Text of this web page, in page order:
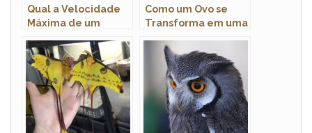
Qual a Velocidade
Máxima de um
Como um Ovo se
Transforma em uma